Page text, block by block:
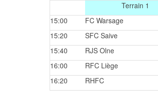
Terrain 1
15:00
FC Warsage
15:20
SFC Saive
15:40
RJS Olne
16:00
RFC Liège
16:20
RHFC